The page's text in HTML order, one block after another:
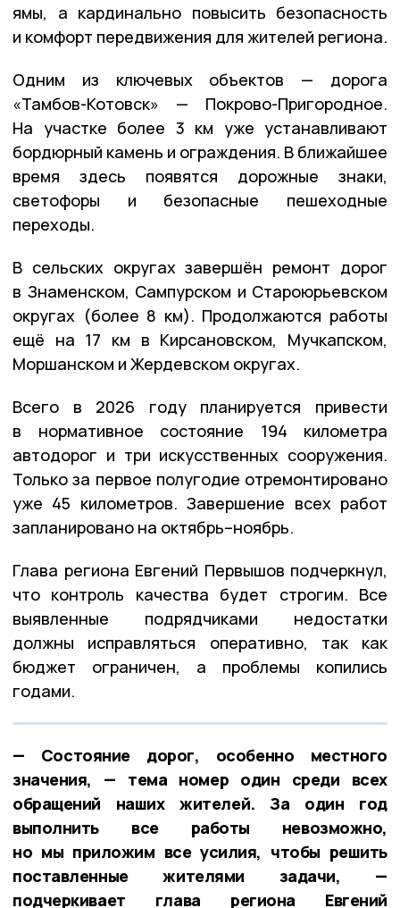
ямы, а кардинально повысить безопасность
и комфорт передвижения для жителей региона.
Одним из ключевых объектов — дорога
«Тамбов-Котовск» — Покрово-Пригородное.
На участке более 3 км уже устанавливают
бордюрный камень и ограждения. В ближайшее
время здесь появятся дорожные знаки,
светофоры и безопасные пешеходные
переходы.
В сельских округахзавершён ремонт дорог
в Знаменском, Сампурском и Староюрьевском
округах (более 8 км). Продолжаются работы
ещё на 17 км в Кирсановском, Мучкапском,
Моршанском и Жердевском округах.
Всего в 2026 году планируется привести
в нормативное состояние 194 километра
автодорог и три искусственных сооружения.
Только за первое полугодие отремонтировано
уже 45 километров. Завершение всех работ
запланировано на октябрь–ноябрь.
Глава региона Евгений Первышов подчеркнул,
что контроль качества будет строгим. Все
выявленные подрядчиками недостатки
должны исправляться оперативно, так как
бюджет ограничен, а проблемы копились
годами.
— Состояние дорог, особенно местного
значения, — тема номер один среди всех
обращений наших жителей. За один год
выполнить все работы невозможно,
но мы приложим все усилия, чтобы решить
поставленные жителями задачи, —
подчеркивает глава региона Евгений